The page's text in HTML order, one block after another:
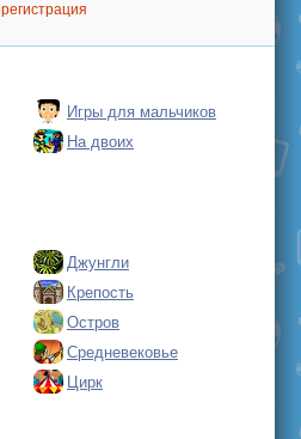
Игры для мальчиков
На двоих
Джунгли
Крепость
Остров
Средневековье
Цирк